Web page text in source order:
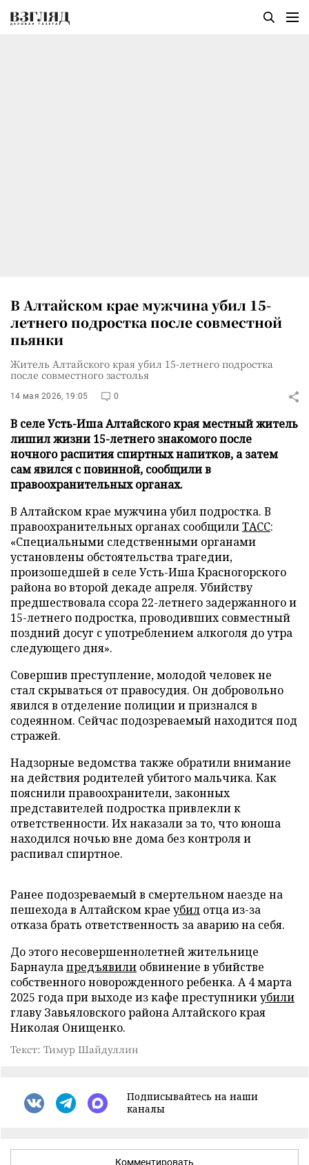
В Алтайском крае мужчина убил 15-
летнего подростка после совместной
пьянки
Житель Алтайского края убил 15-летнего подростка
после совместного застолья
14 мая 2026, 19:05 0
В селе Усть-Иша Алтайского края местный житель
лишил жизни 15-летнего знакомого после
ночного распития спиртных напитков, а затем
сам явился с повинной, сообщили в
правоохранительных органах.
В Алтайском крае мужчина убил подростка. В
правоохранительных органах сообщилиТАСС:
«Специальными следственными органами
установлены обстоятельства трагедии,
произошедшей в селе Усть-Иша Красногорского
района во второй декаде апреля. Убийству
предшествовала ссора 22-летнего задержанного и
15-летнего подростка, проводивших совместный
поздний досуг с употреблением алкоголя до утра
следующего дня».
Совершив преступление, молодой человек не
стал скрываться от правосудия. Он добровольно
явился в отделение полиции и признался в
содеянном. Сейчас подозреваемый находится под
стражей.
Надзорные ведомства также обратили внимание
на действия родителей убитого мальчика. Как
пояснили правоохранители, законных
представителей подростка привлекли к
ответственности. Их наказали за то, что юноша
находился ночью вне дома без контроля и
распивал спиртное.
Ранее подозреваемый в смертельном наезде на
пешехода в Алтайском крае убил отца из-за
отказа брать ответственность за аварию на себя.
До этого несовершеннолетней жительнице
Барнаулапредъявили обвинение в убийстве
собственного новорожденного ребенка. А 4 марта
2025 года при выходе из кафе преступникиубили
главу Завьяловского района Алтайского края
Николая Онищенко.
Текст: Тимур Шайдуллин
Подписывайтесь на наши
каналы
Комментировать